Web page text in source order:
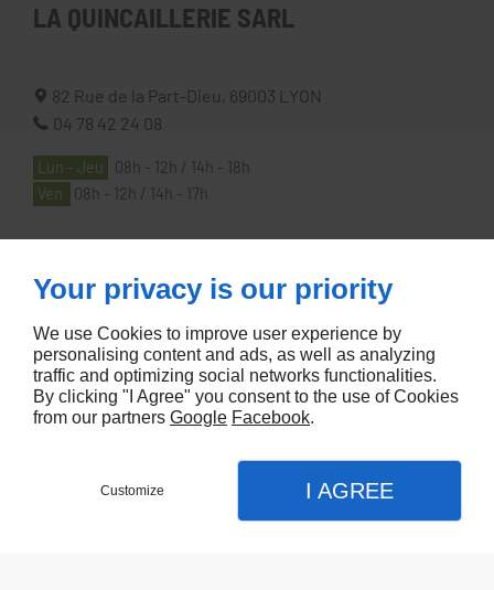
LA QUINCAILLERIE SARL
82 Rue de la Part-Dieu, 69003
LYON
04 78 42 24 08
Lun - Jeu
08h - 12h / 14h - 18h
Ven
08h - 12h / 14h - 17h
À PROPOS
Accueil
Contactez-nous
Mentions légales
Plan du site
Your privacy is our priority
We use Cookies to improve user experience by
personalising content and ads, as well as analyzing
traffic and optimizing social networks functionalities.
By clicking "I Agree" you consent to the use of Cookies
from our partners Google Facebook.
Customize I AGREE